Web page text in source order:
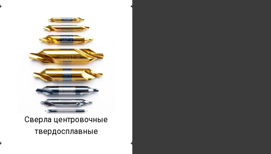
Сверла центровочные
твердосплавные